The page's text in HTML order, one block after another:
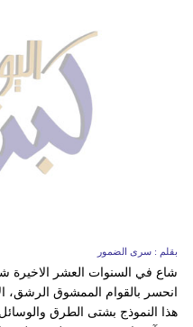
بقلم : سرى الضمور
شاع في السنوات العشر الاخيرة
انحسر بالقوام الممشوق
هذا النموذج بشتى الطرق